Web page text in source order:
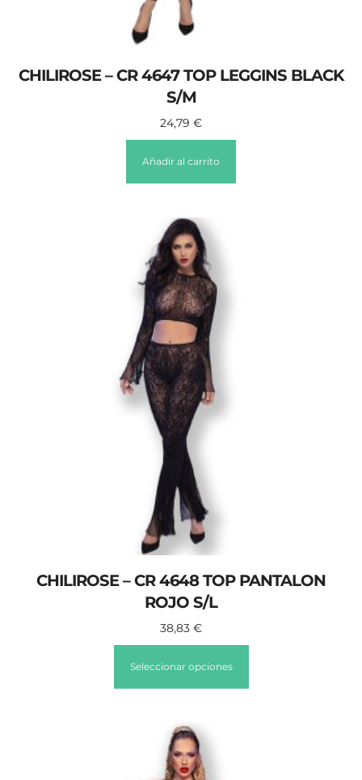
CHILIROSE – CR 4647 TOP LEGGINS BLACK
S/M
24,79 €
Añadir al carrito
CHILIROSE – CR 4648 TOP PANTALON
ROJO S/L
38,83 €
Seleccionar opciones